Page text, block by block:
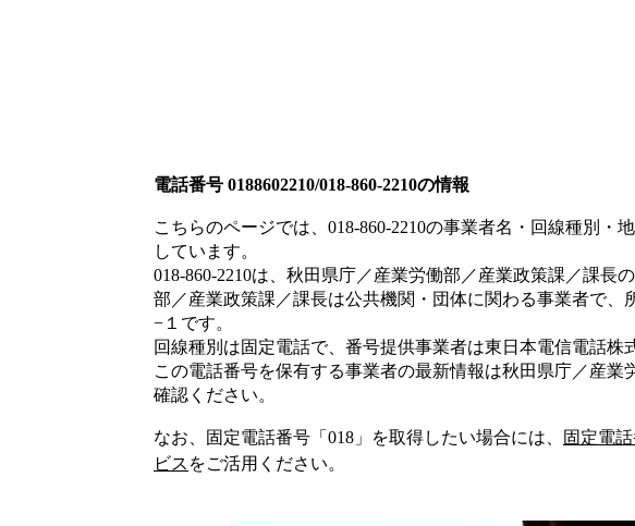
電話番号 0188602210/018-860-2210の情報
こちらのページでは、 018-860-2210の事業者名・回線種別・
しています。
018-860-2210は、 秋田県庁／産業労働部／産業政策課／課長
部／産業政策課／課長は公共機関・団体に関わる事業者で、
−１ です。
回線種別は固定電話で、番号提供事業者は東日本電信電話株
この電話番号を保有する事業者の最新情報は秋田県庁／産業
確認ください。
なお、固定電話番号「 018 」を取得したい場合には、 固定電話
ビス をご活用ください。